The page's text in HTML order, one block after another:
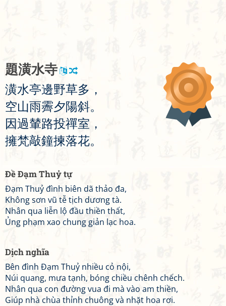
題潢水寺
潢水亭邊野草多 ，
空山雨霽夕陽斜。
因過輦路投禪室 ，
擁梵敲鐘揀落花。
Đề Đạm Thuỷ tự
Đạm Thuỷ đình biên dã thảo đa,
Không sơn vũ tễ tịch dương tà.
Nhân qua liễn lộ đầu thiền thất,
Ủng phạm xao chung giản lạc hoa.
Dịch nghĩa
Bên đình Đạm Thuỷ nhiều cỏ nội,
Núi quang, mưa tạnh, bóng chiều chênh chếch.
Nhân qua con đường vua đi mà vào am thiền,
Giúp nhà chùa thỉnh chuông và nhặt hoa rơi.